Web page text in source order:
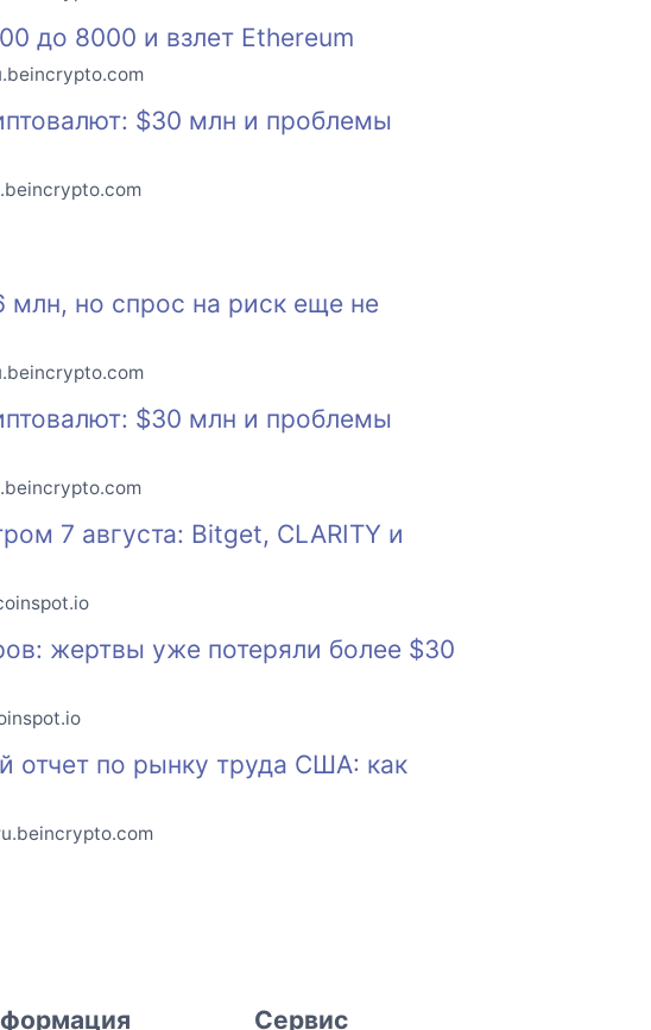
до 8000 и взлет Ethereum
$30 млн и проблемы
млн, но спрос на риск еще не
$30 млн и проблемы
7 августа: Bitget, CLARITY и
жертвы уже потеряли более $30
отчет по рынку труда США: как
Сервис